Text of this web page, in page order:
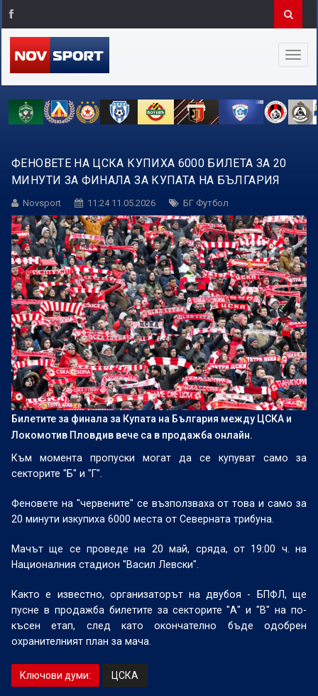
ФЕНОВЕТЕ НА ЦСКА КУПИХА 6000 БИЛЕТА ЗА 20
МИНУТИ ЗА ФИНАЛА ЗА КУПАТА НА БЪЛГАРИЯ
Novsport 11:24 11.05.2026 БГ Футбол
Билетите за финала за Купата на България между ЦСКА и
Локомотив Пловдив вече са в продажба онлайн.
Към момента пропуски могат да се купуват само за
секторите "Б" и "Г".
Феновете на "червените" се възползваха от това и само за
20 минути изкупиха 6000 места от Северната трибуна.
Мачът ще се проведе на 20 май, сряда, от 19:00 ч. на
Националния стадион "Васил Левски".
Както е известно, организаторът на двубоя - БПФЛ, ще
пусне в продажба билетите за секторите "А" и "В" на по-
късен етап, след като окончателно бъде одобрен
охранителният план за мача.
Ключови думи: ЦСКА